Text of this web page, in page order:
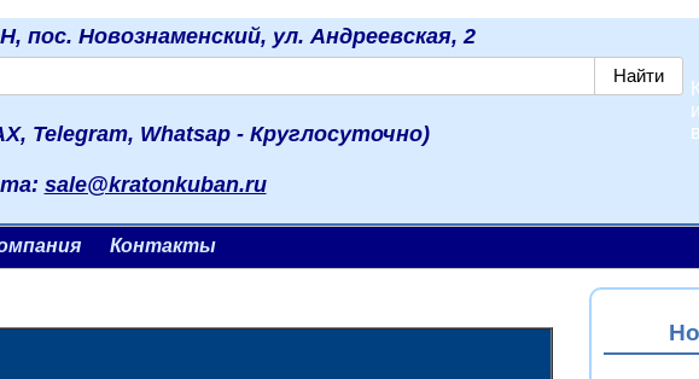
пос. Новознаменский, ул. Андреевская, 2
Telegram, Whatsap - Круглосуточно)
sale@kratonkuban.ru
Контакты